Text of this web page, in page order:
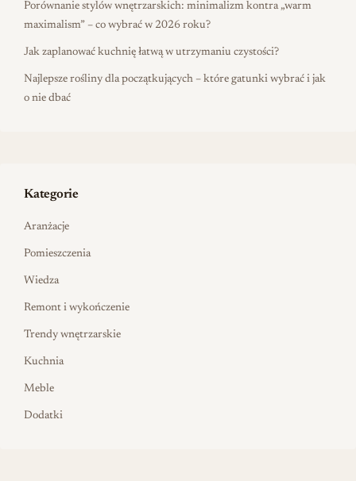
Porównanie stylów wnętrzarskich: minimalizm kontra „warm
maximalism” – co wybrać w 2026 roku?
Jak zaplanować kuchnię łatwą w utrzymaniu czystości?
Najlepsze rośliny dla początkujących – które gatunki wybrać i jak
o nie dbać
Kategorie
Aranżacje
Pomieszczenia
Wiedza
Remont i wykończenie
Trendy wnętrzarskie
Kuchnia
Meble
Dodatki